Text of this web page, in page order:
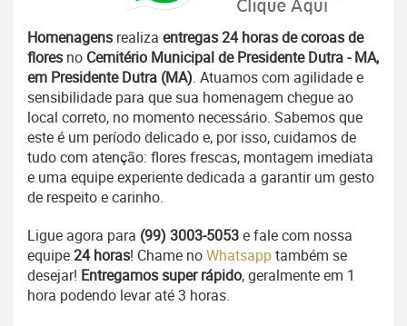
Homenagens realiza entregas 24 horas de coroas de
flores no Cemitério Municipal de Presidente Dutra - MA,
em Presidente Dutra (MA). Atuamos com agilidade e
sensibilidade para que sua homenagem chegue ao
local correto, no momento necessário. Sabemos que
este é um período delicado e, por isso, cuidamos de
tudo com atenção: flores frescas, montagem imediata
e uma equipe experiente dedicada a garantir um gesto
de respeito e carinho.
Ligue agora para (99) 3003-5053e fale com nossa
equipe24 horas! Chame noWhatsapptambém se
desejar! Entregamos super rápido, geralmente em 1
hora podendo levar até 3 horas.